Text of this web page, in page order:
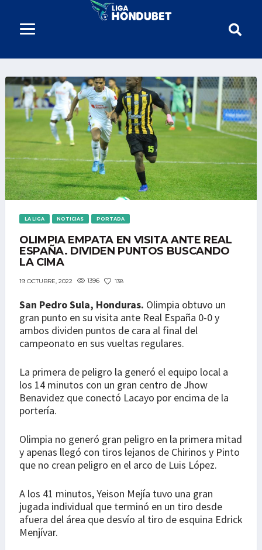
LA LIGA NOTICIAS PORTADA
OLIMPIA EMPATA EN VISITA ANTE REAL
ESPAÑA. DIVIDEN PUNTOS BUSCANDO
LA CIMA
19 OCTUBRE, 2022 1396 138
San Pedro Sula, Honduras. Olimpia obtuvo un
gran punto en su visita ante Real España 0-0 y
ambos dividen puntos de cara al final del
campeonato en sus vueltas regulares.
La primera de peligro la generó el equipo local a
los 14 minutos con un gran centro de Jhow
Benavidez que conectó Lacayo por encima de la
portería.
Olimpia no generó gran peligro en la primera mitad
y apenas llegó con tiros lejanos de Chirinos y Pinto
que no crean peligro en el arco de Luis López.
A los 41 minutos, Yeison Mejía tuvo una gran
jugada individual que terminó en un tiro desde
afuera del área que desvío al tiro de esquina Edrick
Menjívar.